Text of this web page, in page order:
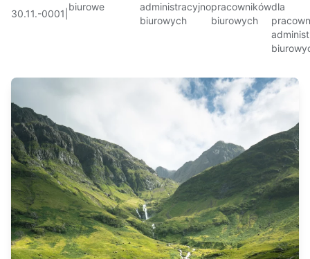
30.11.-0001
biurowe
administracyjno
biurowych
pracowników
biurowych
dla